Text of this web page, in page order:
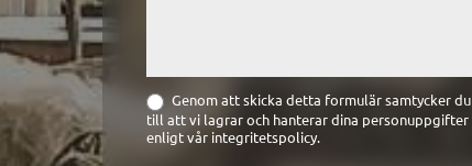
Genom att skicka detta formulär samtycker du
till att vi lagrar och hanterar dina personuppgifter
enligt vår integritetspolicy.